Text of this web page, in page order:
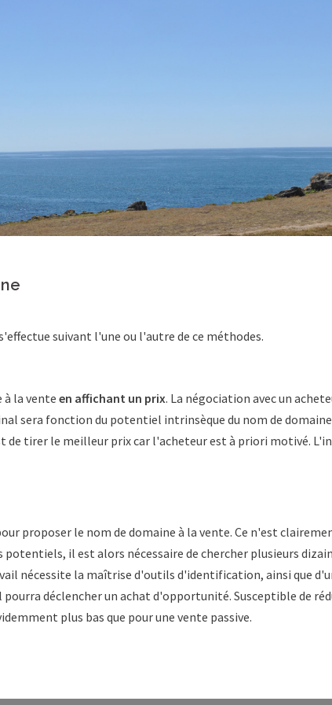
suivant l'une ou l'autre de ce méthodes.
à la vente en affichant un prix. La négociation avec un
sera fonction du potentiel intrinsèque du nom de
de tirer le meilleur prix car l'acheteur est à priori motivé.
proposer le nom de domaine à la vente. Ce n'est
il est alors nécessaire de chercher plusieurs
nécessite la maîtrise d'outils d'identification, ainsi que
déclencher un achat d'opportunité. Susceptible de
plus bas que pour une vente passive.